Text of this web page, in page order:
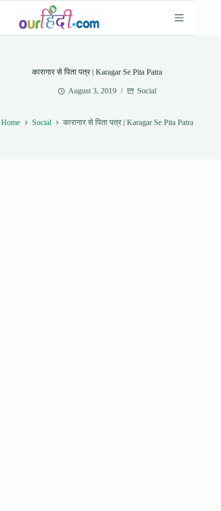
content
कारागार से पिता पत्र | Karagar Se Pita Patra
August 3, 2019 Social
Home Social कारागार से पिता पत्र | Karagar Se Pita Patra